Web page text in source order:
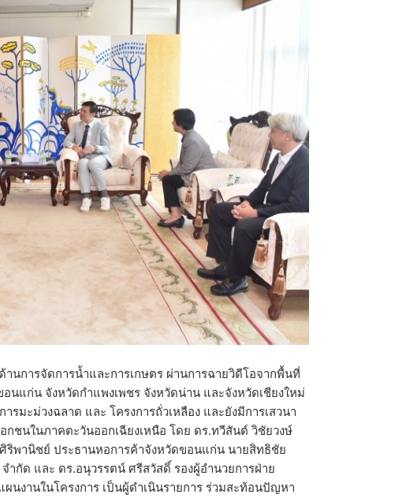
นการจัดการน้ำและการเกษตร ผ่านการฉายวิดีโอจากพื้นที่
นแก่น จังหวัดกำแพงเพชร จังหวัดน่าน และจังหวัดเชียงใหม่
มะม่วงฉลาด และ โครงการถั่วเหลือง และยังมีการเสวนา
กชนในภาคตะวันออกเฉียงเหนือ โดย ดร.ทวีสันต์ วิชัยวงษ์
พานิชย์ ประธานหอการค้าจังหวัดขอนแก่น นายสิทธิชัย
กัด และ ดร.อนุวรรตน์ ศรีสวัสดิ์ รองผู้อำนวยการฝ่าย
งานในโครงการ เป็นผู้ดำเนินรายการ ร่วมสะท้อนปัญหา